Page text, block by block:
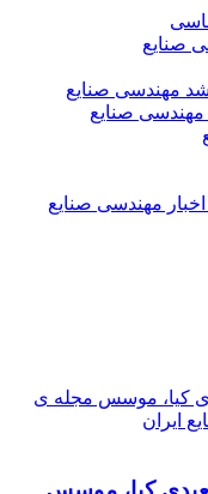
صنایع
مهندسی صنایع
مهندسی صنایع
مهندسی صنایع